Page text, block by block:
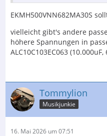
EKMH500VNN682MA30S
vielleicht gibt's andere
höhere Spannungen in
ALC10C103EC063 (10.000uF,
Tommylion
Musikjunkie
16. Mai 2026 um 07:51